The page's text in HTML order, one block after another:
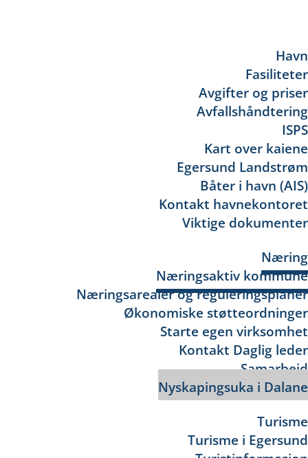
Havn
Fasiliteter
Avgifter og priser
Avfallshåndtering
ISPS
Kart over kaiene
Egersund Landstrøm
Båter i havn (AIS)
Kontakt havnekontoret
Viktige dokumenter
Næring
Næringsaktiv kommune
Næringsarealer og reguleringsplaner
Økonomiske støtteordninger
Starte egen virksomhet
Kontakt Daglig leder
Samarbeid
Nyskapingsuka i Dalane
Turisme
Turisme i Egersund